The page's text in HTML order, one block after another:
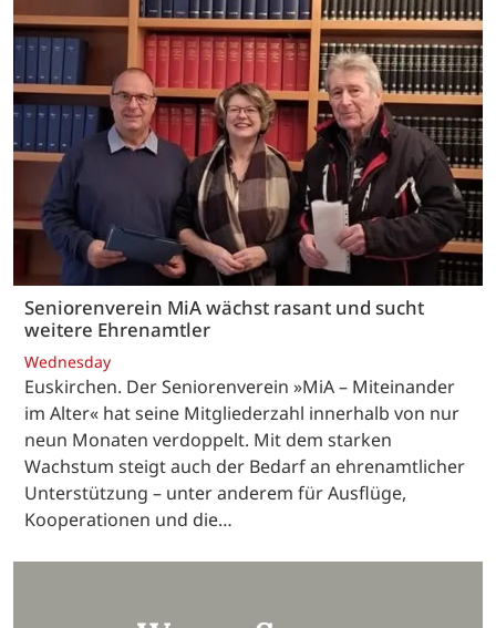
Seniorenverein MiA wächst rasant und sucht
weitere Ehrenamtler
Wednesday
Euskirchen. Der Seniorenverein »MiA – Miteinander
im Alter« hat seine Mitgliederzahl innerhalb von nur
neun Monaten verdoppelt. Mit dem starken
Wachstum steigt auch der Bedarf an ehrenamtlicher
Unterstützung – unter anderem für Ausflüge,
Kooperationen und die…